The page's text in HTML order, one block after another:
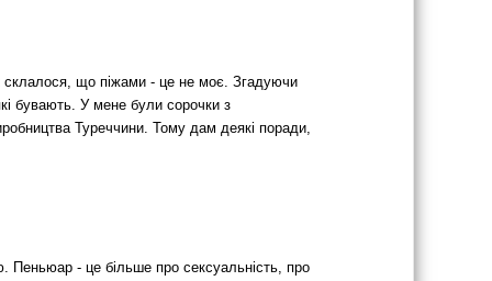
склалося, що піжами - це не моє. Згадуючи
бувають. У мене були сорочки з
Туреччини. Тому дам деякі поради,
Пеньюар - це більше про сексуальність, про